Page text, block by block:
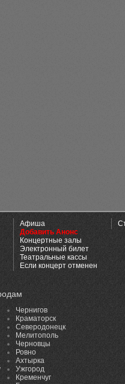
Афиша
Добавить Анонс
Концертные залы
Электронный билет
Театральные кассы
Если концерт отменен
Чернигов
Краматорск
Северодонецк
Мелитополь
Черновцы
Ровно
Ахтырка
Ужгород
Кременчуг